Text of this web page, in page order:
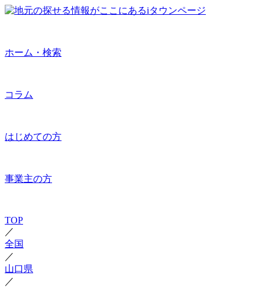
ホーム・検索
コラム
はじめての方
事業主の方
TOP
／
全国
／
山口県
／